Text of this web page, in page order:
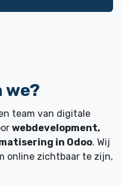
we?
team van digitale
webdevelopment,
in Odoo. Wij
online zichtbaar te zijn,